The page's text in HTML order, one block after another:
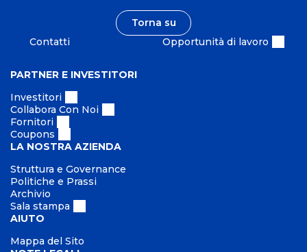
i
t
à
i
l
e
Torna su
Contatti
Opportunità di lavoro
PARTNER E INVESTITORI
Investitori
Collabora Con Noi
Fornitori
Coupons
LA NOSTRA AZIENDA
Struttura e Governance
Politiche e Prassi
Archivio
Sala stampa
AIUTO
Mappa del Sito